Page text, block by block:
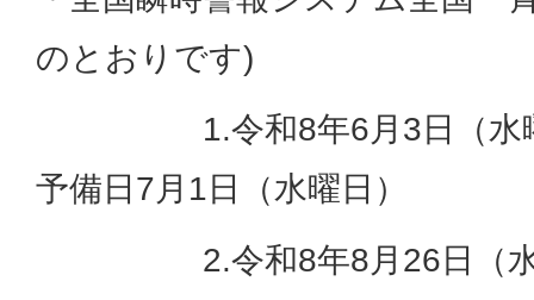
のとおりです)
1.令和8年6月3日（水
予備日7月1日（水曜日）
2.令和8年8月26日（水